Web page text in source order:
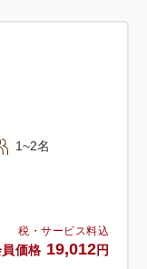
税・サービス料込
価格 19,012円
1~2名